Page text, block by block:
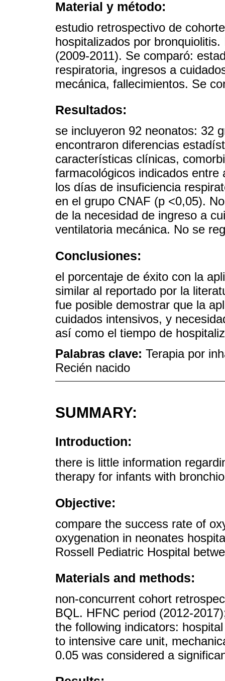
Material y método:
estudio retrospectivo de
hospitalizados por
(2009-2011). Se comparó:
respiratoria, ingresos a
mecánica, fallecimientos. Se
Resultados:
se incluyeron 92 neonatos: 32
encontraron diferencias
características clínicas,
farmacológicos indicados
los días de insuficiencia
en el grupo CNAF (p <0,05).
de la necesidad de ingreso a
ventilatoria mecánica. No se
Conclusiones:
el porcentaje de éxito con la
similar al reportado por la
fue posible demostrar que la
cuidados intensivos, y
así como el tiempo de
Palabras clave: Terapia por
Recién nacido
SUMMARY:
Introduction:
there is little information
therapy for infants with
Objective:
compare the success rate of
oxygenation in neonates
Rossell Pediatric Hospital
Materials and methods:
non-concurrent cohort
BQL. HFNC period (2012-
the following indicators:
to intensive care unit,
0.05 was considered a